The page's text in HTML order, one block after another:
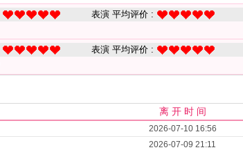
表演 平均评价 :
表演 平均评价 :
离 开 时 间
2026-07-10 16:56
2026-07-09 21:11